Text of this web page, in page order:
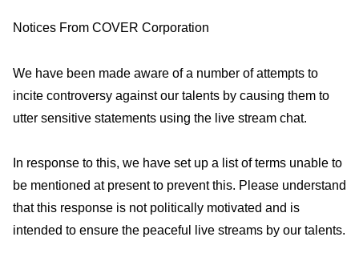
Notices From COVER Corporation
We have been made aware of a number of attempts to
incite controversy against our talents by causing them to
utter sensitive statements using the live stream chat.
In response to this, we have set up a list of terms unable to
be mentioned at present to prevent this. Please understand
that this response is not politically motivated and is
intended to ensure the peaceful live streams by our talents.